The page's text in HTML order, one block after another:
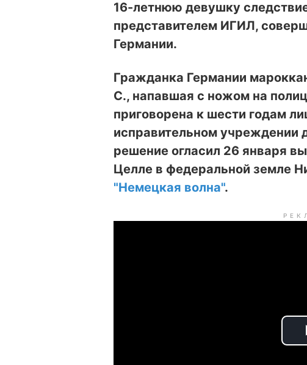
16-летнюю девушку
представителем ИГИЛ,
Германии.
Гражданка Германии
С., напавшая с ножом на
приговорена к шести годам
исправительном учреждении
решение огласил 26 января
Целле в федеральной земле
"Немецкая волна".